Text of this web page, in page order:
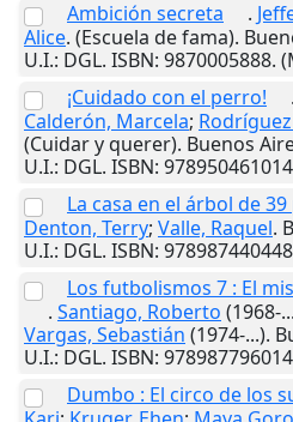
Ambición secreta
.
Alice. (Escuela de fama).
U.I.: DGL. ISBN: 9870005888.
¡Cuidado con el perro!
.
Calderón, Marcela;
(Cuidar y querer). Buenos
U.I.: DGL. ISBN:
La casa en el árbol de 39
Denton, Terry; Valle, Raquel.
U.I.: DGL. ISBN:
Los futbolismos 7 : El
. Santiago, Roberto (1968-
Vargas, Sebastián (1974-...).
U.I.: DGL. ISBN:
Dumbo : El circo de los